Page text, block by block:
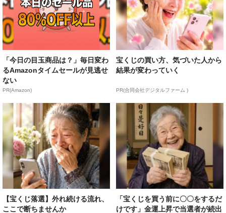
「今日の目玉商品は？」毎日変わ
るAmazonタイムセールが見逃せ
ない
PR(Amazon)
宝くじの買い方、気づいた人から
結果が変わっていく
PR(合同会社デジタルファーム )
【宝くじ落選】外れ続ける流れ、
ここで断ちませんか
「宝くじを買う前に〇〇をするだ
けです」金運上昇で当選者が続出